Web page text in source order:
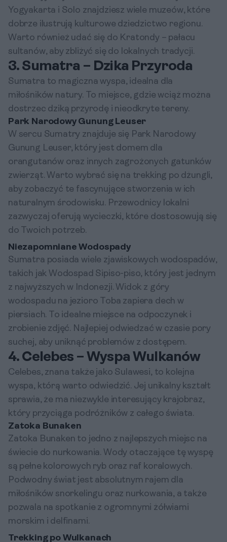
Yogyakarta i Solo znajdziesz wiele muzeów, które
dobrze ilustrują kulturowe dziedzictwo regionu.
Warto również udać się do Kratondy – pałacu
sultanów, aby zbliżyć się do lokalnych tradycji.
3. Sumatra – Dzika Przyroda
Sumatra to magiczna wyspa, idealna dla
miłośników natury. To miejsce, gdzie wciąż można
dostrzec dziką przyrodę i nieodkryte tereny.
Park Narodowy Gunung Leuser
W sercu Sumatry znajduje się Park Narodowy
Gunung Leuser, który jest domem dla
orangutanów oraz innych zagrożonych gatunków
zwierząt. Warto wybrać się na trekking po dżungli,
aby zobaczyć te fascynujące stworzenia w ich
naturalnym środowisku. Przewodnicy lokalni
zazwyczaj oferują wycieczki, które dostosowują się
do Twoich potrzeb.
Niezapomniane Wodospady
Sumatra posiada wiele zjawiskowych wodospadów,
takich jak Wodospad Sipiso-piso, który jest jednym
z najwyższych w Indonezji. Widok z góry
wodospadu na jezioro Toba zapiera dech w
piersiach. To idealne miejsce na odpoczynek i
zrobienie zdjęć. Najlepiej odwiedzać w czasie pory
suchej, aby uniknąć problemów z dostępem.
4. Celebes – Wyspa Wulkanów
Celebes, znana także jako Sulawesi, to kolejna
wyspa, którą warto odwiedzić. Jej unikalny kształt
sprawia, że ma niezwykle interesujący krajobraz,
który przyciąga podróżników z całego świata.
Zatoka Bunaken
Zatoka Bunaken to jedno z najlepszych miejsc na
świecie do nurkowania. Wody otaczające tę wyspę
są pełne kolorowych ryb oraz raf koralowych.
Podwodny świat jest absolutnym rajem dla
miłośników snorkelingu oraz nurkowania, a także
pozwala na spotkanie z ogromnymi żółwiami
morskim i delfinami.
Trekking po Wulkanach